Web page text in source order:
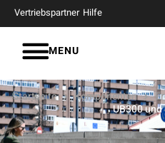
Vertriebspartner Hilfe
MENU
Startseite Komponenten
UB300 und